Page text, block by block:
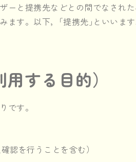
ーと提携先などとの間でなされ
す。以下，｢提携先｣といいま
する目的）
です。
認を行うことを含む）